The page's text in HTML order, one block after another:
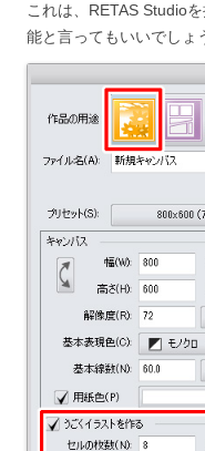
これは、RETAS Studio
能と言ってもいいでしょ